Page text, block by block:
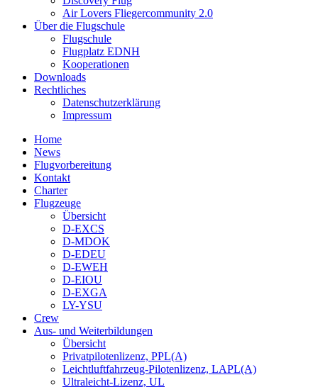
Air Lovers Fliegercommunity 2.0
Über die Flugschule
Flugschule
Flugplatz EDNH
Kooperationen
Downloads
Rechtliches
Datenschutzerklärung
Impressum
Home
News
Flugvorbereitung
Kontakt
Charter
Flugzeuge
Übersicht
D-EXCS
D-MDOK
D-EDEU
D-EWEH
D-EIOU
D-EXGA
LY-YSU
Crew
Aus- und Weiterbildungen
Übersicht
Privatpilotenlizenz, PPL(A)
Leichtluftfahrzeug-Pilotenlizenz, LAPL(A)
Ultraleicht-Lizenz, UL